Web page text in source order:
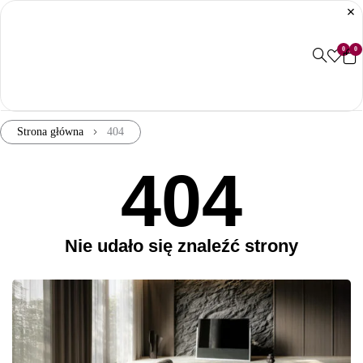
0 0
Strona główna 404
404
Nie udało się znaleźć strony